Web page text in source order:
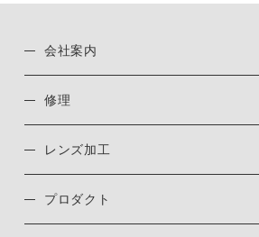
会社案内
修理
レンズ加工
プロダクト